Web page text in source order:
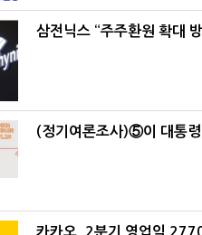
삼전닉스 “주주환원 확대
(정기여론조사)⑤이 대통
카카오, 2분기 영업익